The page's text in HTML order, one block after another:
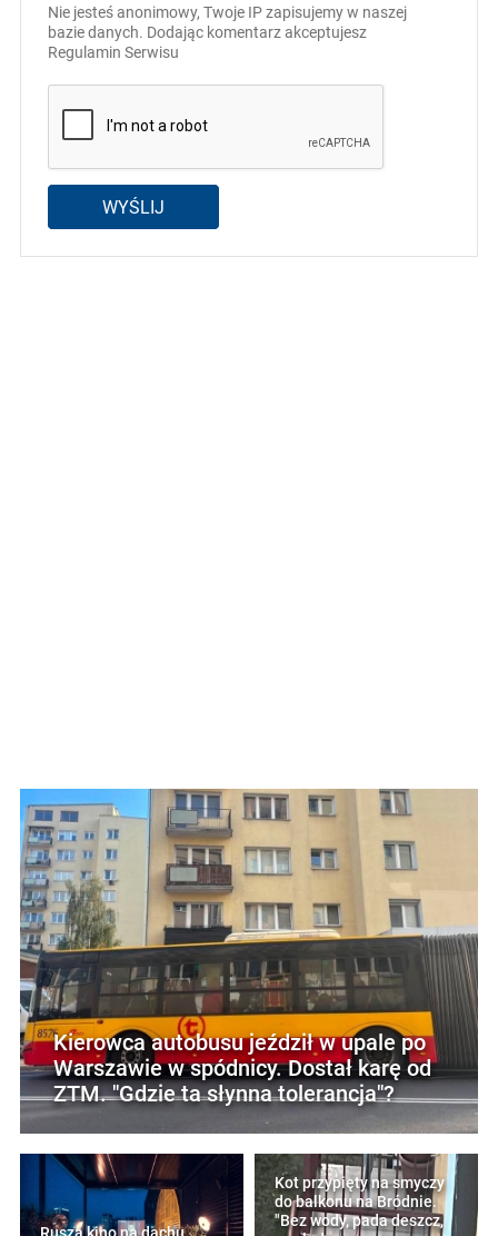
Nie jesteś anonimowy, Twoje IP zapisujemy w naszej
bazie danych. Dodając komentarz akceptujesz
Regulamin Serwisu
WYŚLIJ
Kierowca autobusu jeździł w upale po
Warszawie w spódnicy. Dostał karę od
ZTM. "Gdzie ta słynna tolerancja"?
Kot przypięty na smyczy
do balkonu na Bródnie.
"Bez wody, pada deszcz,